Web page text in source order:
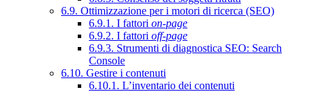
6.9. Ottimizzazione per i motori di ricerca (SEO)
6.9.1. I fattori on-page
6.9.2. I fattori off-page
6.9.3. Strumenti di diagnostica SEO: Search
Console
6.10. Gestire i contenuti
6.10.1. L’inventario dei contenuti